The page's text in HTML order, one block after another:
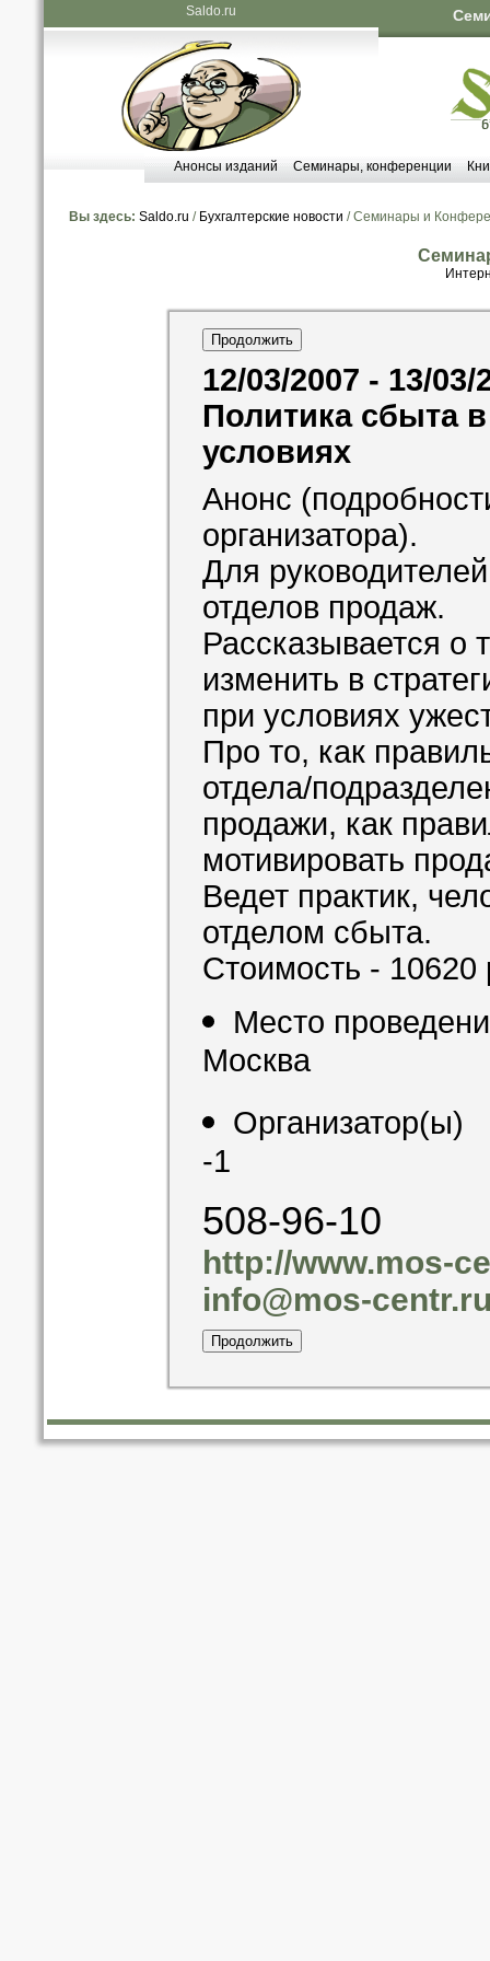
Saldo.ru
Анонсы изданий Семинары, конференции
Вы здесь: Saldo.ru / Бухгалтерские новости / Семинары и
12/03/2007 - 13/03/
Политика сбыта
условиях
Анонс
организатора).
Для
отделов продаж.
Рассказывается о
изменить в
при условиях
Про то, как
отдела/
продажи, как
мотивировать
Ведет практик,
отделом сбыта.
Стоимость - 10620
Место
Москва
Организатор(ы)
-1
508-96-10
http://www.mos-
info@mos-